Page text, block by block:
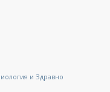
и Здравно